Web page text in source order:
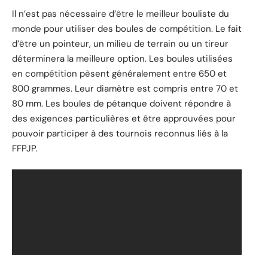
Il n’est pas nécessaire d’être le meilleur bouliste du
monde pour utiliser des boules de compétition. Le fait
d’être un pointeur, un milieu de terrain ou un tireur
déterminera la meilleure option. Les boules utilisées
en compétition pèsent généralement entre 650 et
800 grammes. Leur diamètre est compris entre 70 et
80 mm. Les boules de pétanque doivent répondre à
des exigences particulières et être approuvées pour
pouvoir participer à des tournois reconnus liés à la
FFPJP.